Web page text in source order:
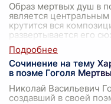
Образ мертвых душ в
является
крутится вся
развертывается его
Сочинение на тему
в поэме Гоголя
Николай Васильевич
создавший в своей